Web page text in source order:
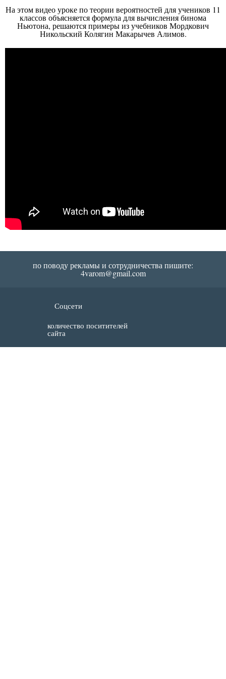
На этом видео уроке по теории вероятностей для учеников 11
классов объясняется формула для вычисления бинома
Ньютона, решаются примеры из учебников Мордкович
Никольский Колягин Макарычев Алимов.
по поводу рекламы и сотрудничества пишите:
4varom@gmail.com
Соцсети
количество поситителей
сайта